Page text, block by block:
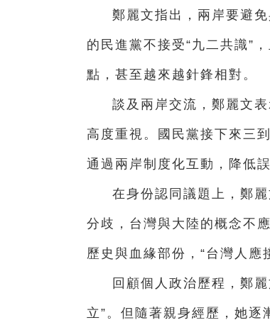
鄭麗文指出，兩岸要避
的民進黨不接受“九二共識”
點，甚至越來越針鋒相對。
談及兩岸交流，鄭麗文
高度重視。國民黨接下來三
通過兩岸制度化互動，降低
在身份認同議題上，鄭
分歧，台灣與大陸的概念不
歷史與血緣部份，“台灣人應
回顧個人政治歷程，鄭
立”。但隨著親身經歷，她逐